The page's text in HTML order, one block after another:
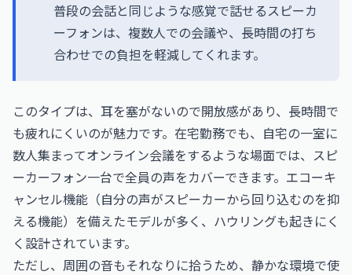
普段の会話と同じような感覚で話せるスピーカ
ーフォンは、複数人での会議や、長時間の打ち
合わせでの負担を軽減してくれます。
このタイプは、耳を塞がないので開放感があり、長時間で
も疲れにくいのが魅力です。在宅勤務でも、自宅の一室に
数人集まってオンライン会議をするような場面では、スピ
ーカーフォン一台で全員の声をカバーできます。エコーキ
ャンセル機能（自分の声がスピーカーから回り込むのを抑
える機能）を備えたモデルが多く、ハウリングも起きにく
く設計されています。
ただし、周囲の音もそれなりに拾うため、静かな環境で使